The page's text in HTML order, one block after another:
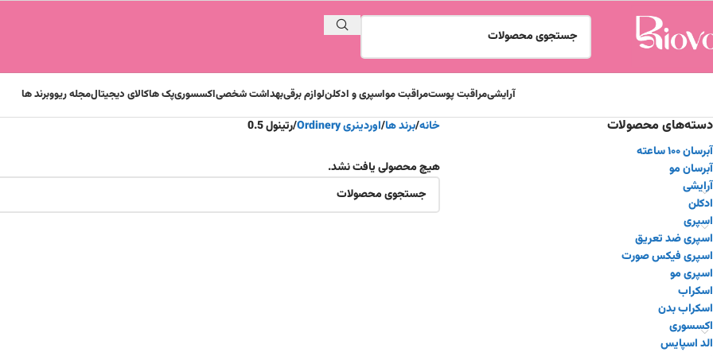
آرایشیمراقبت پوستمراقبت مواسپری و ادکلنلوازم برقیبهداشت شخصیاکسسوریپک هاکالای دیجیتالمجله ریووبرند ها
دسته‌های محصولات
آبرسان ۱۰۰ ساعته
آبرسان مو
آرایشی
ادکلن
اسپری
اسپری ضد تعریق
اسپری فیکس صورت
اسپری مو
اسکراب
اسکراب بدن
اکسسوری
الد اسپایس
خانه برند ها اوردینری Ordinery رتینول 0.5
هیچ محصولی یافت نشد.